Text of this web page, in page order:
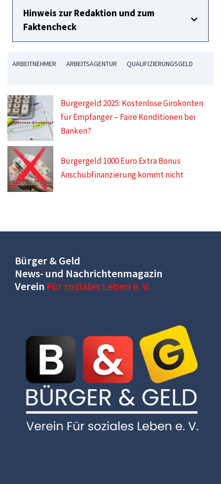
Hinweis zur Redaktion und zum
Faktencheck
ARBEITNEHMER ARBEITSAGENTUR QUALIFIZIERUNGSGELD
Bürgergeld 2025: Kostenlose Girokonten
für Empfänger – Faire Konditionen bei
Banken?
Bürgergeld 1000 Euro Extra Bonus
Anschubfinanzierung kommt nicht
Bürger & Geld
News- und Nachrichtenmagazin
Verein Für soziales Leben e. V.